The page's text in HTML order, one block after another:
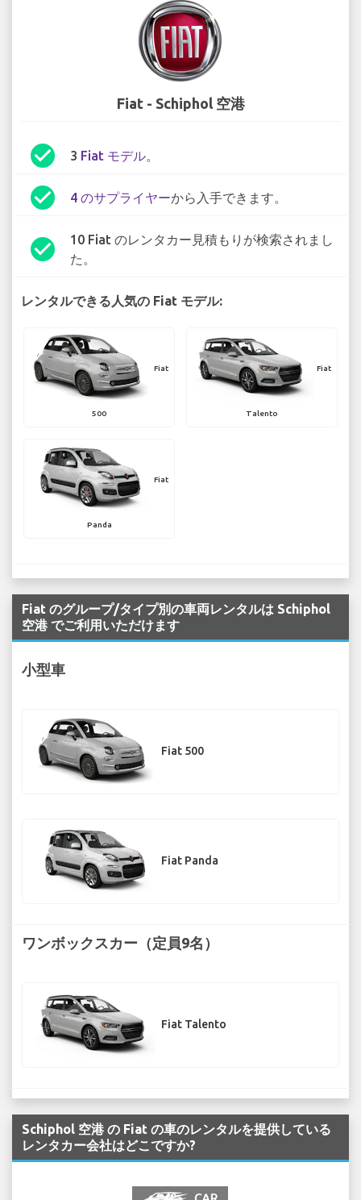
Fiat - Schiphol 空港
check_circle 3 Fiat モデル。
check_circle 4 のサプライヤーから入手できます。
check_circle
10 Fiat のレンタカー見積もりが検索されまし
た。
レンタルできる人気の Fiat モデル:
Fiat
500
Fiat
Talento
Fiat
Panda
Fiat のグループ/タイプ別の車両レンタルは Schiphol
空港 でご利用いただけます
小型車
Fiat 500
Fiat Panda
ワンボックスカー（定員9名）
Fiat Talento
Schiphol 空港 の Fiat の車のレンタルを提供している
レンタカー会社はどこですか?